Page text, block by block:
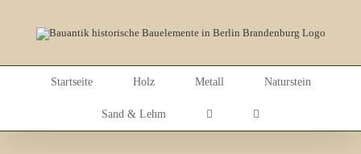
Startseite Holz Metall Naturstein
Sand & Lehm